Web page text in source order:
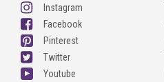
Instagram
Facebook
Pinterest
Twitter
Youtube